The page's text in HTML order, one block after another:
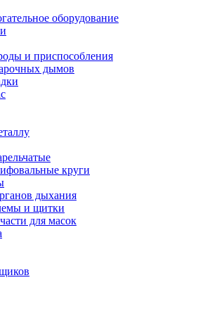
оборудование
и приспособления
дымов
круги
дыхания
и щитки
для масок